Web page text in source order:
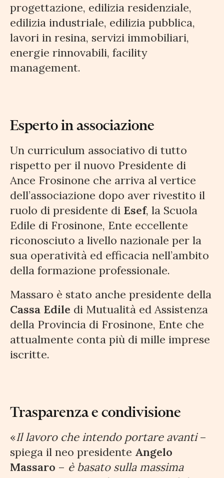
progettazione, edilizia residenziale,
edilizia industriale, edilizia pubblica,
lavori in resina, servizi immobiliari,
energie rinnovabili, facility
management.
Esperto in associazione
Un curriculum associativo di tutto
rispetto per il nuovo Presidente di
Ance Frosinone che arriva al vertice
dell’associazione dopo aver rivestito il
ruolo di presidente di Esef, la Scuola
Edile di Frosinone, Ente eccellente
riconosciuto a livello nazionale per la
sua operatività ed efficacia nell’ambito
della formazione professionale.
Massaro è stato anche presidente della
Cassa Edile di Mutualità ed Assistenza
della Provincia di Frosinone, Ente che
attualmente conta più di mille imprese
iscritte.
Trasparenza e condivisione
«Il lavoro che intendo portare avanti–
spiega il neo presidente Angelo
Massaro – è basato sulla massima